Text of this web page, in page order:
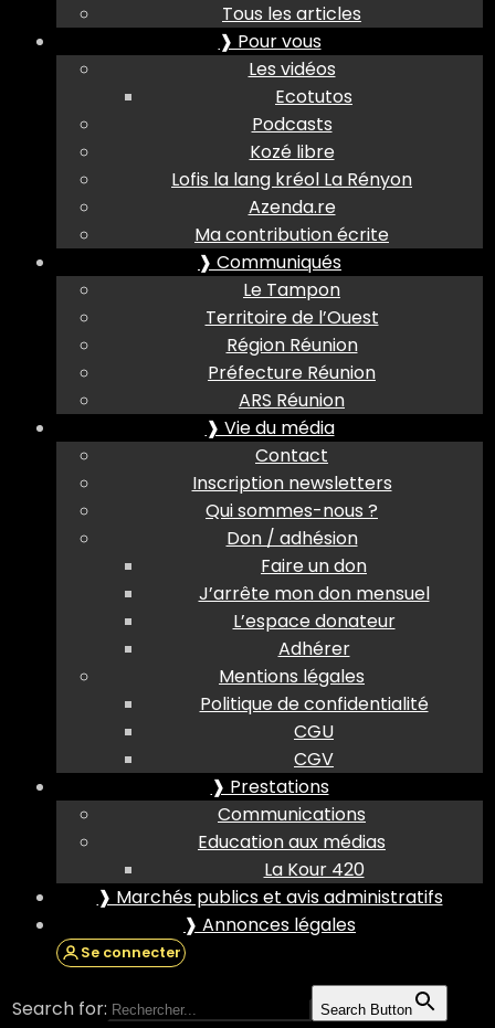
Tous les articles
❱ Pour vous
Les vidéos
Ecotutos
Podcasts
Kozé libre
Lofis la lang kréol La Rényon
Azenda.re
Ma contribution écrite
❱ Communiqués
Le Tampon
Territoire de l’Ouest
Région Réunion
Préfecture Réunion
ARS Réunion
❱ Vie du média
Contact
Inscription newsletters
Qui sommes-nous ?
Don / adhésion
Faire un don
J’arrête mon don mensuel
L’espace donateur
Adhérer
Mentions légales
Politique de confidentialité
CGU
CGV
❱ Prestations
Communications
Education aux médias
La Kour 420
❱ Marchés publics et avis administratifs
❱ Annonces légales
Se connecter
Search for: Search Button